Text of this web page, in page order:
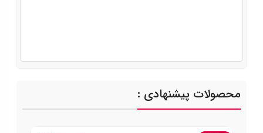
محصولات پیشنهادی :